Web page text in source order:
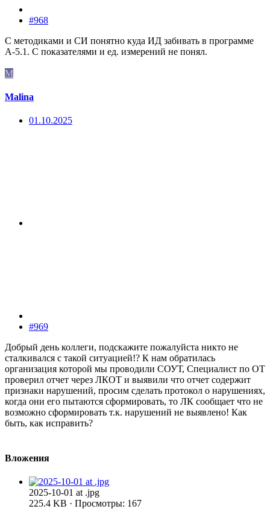
#968
С методиками и СИ понятно куда ИД забивать в программе
А-5.1. С показателями и ед. измерений не понял.
M
Malina
01.10.2025
#969
Добрый день коллеги, подскажите пожалуйста никто не
сталкивался с такой ситуацией!? К нам обратилась
организация которой мы проводили СОУТ, Специалист по ОТ
проверил отчет через ЛКОТ и выявили что отчет содержит
признаки нарушений, просим сделать протокол о нарушениях,
когда они его пытаются сформировать, то ЛК сообщает что не
возможно сформировать т.к. нарушений не выявлено! Как
быть, как исправить?
Вложения
2025-10-01 at .jpg
225.4 KB · Просмотры: 167